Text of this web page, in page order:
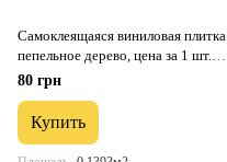
Самоклеящаяся виниловая плитка
пепельное дерево, цена за 1 шт.
(СВП-003) Матовая SW-
80 грн
Купить